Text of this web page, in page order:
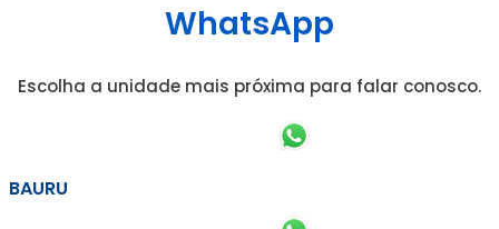
WhatsApp
Escolha a unidade mais próxima para falar conosco.
BAURU